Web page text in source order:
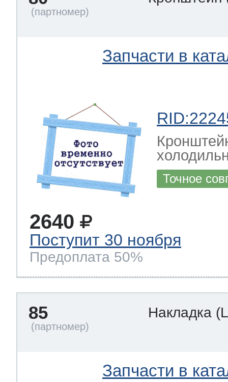
Запчасти в
Точное
2640
Поступит 30 ноября
Предоплата 50%
85 Накладка
Запчасти в